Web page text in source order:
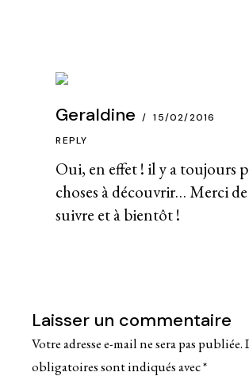
Geraldine 15/02/2016
Oui, en effet ! il y a toujours
choses à découvrir… Merci
suivre et à bientôt !
REPLY
Laisser un commentaire
Votre adresse e-mail ne sera pas publiée.
obligatoires sont indiqués avec*